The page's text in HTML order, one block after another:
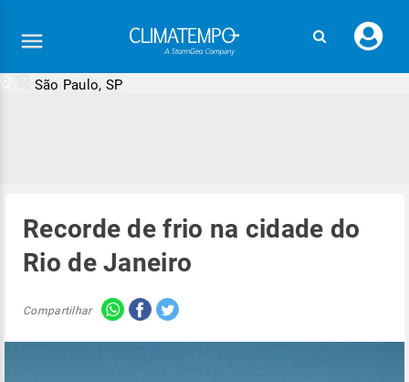
seu
São Paulo, SP
Recorde de frio na cidade do
Rio de Janeiro
Compartilhar